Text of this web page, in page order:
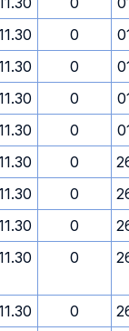
0
0
0
0
0
0
0
0
0